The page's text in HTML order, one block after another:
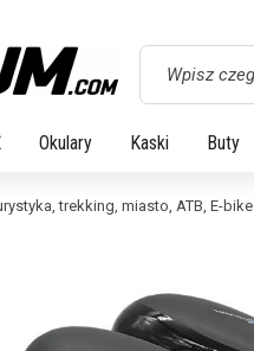
Wyszukaj
Okulary Kaski Buty
trekking, miasto, ATB, E-bike